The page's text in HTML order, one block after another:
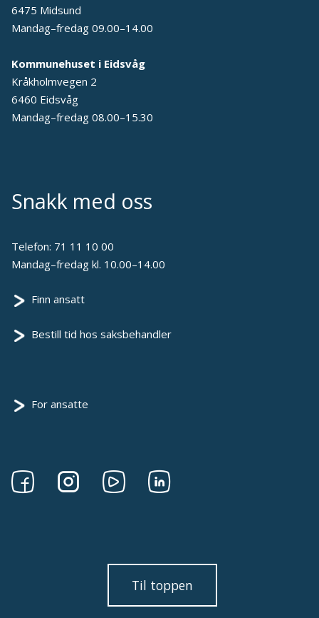
6475 Midsund
Mandag–fredag 09.00–14.00
Kommunehuset i Eidsvåg
Kråkholmvegen 2
6460 Eidsvåg
Mandag–fredag 08.00–15.30
Snakk med oss
Telefon: 71 11 10 00
Mandag–fredag kl. 10.00–14.00
Finn ansatt
Bestill tid hos saksbehandler
For ansatte
Følg
Følg
Følg
Følg
Til toppen